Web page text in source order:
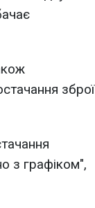
зброї
з графіком",